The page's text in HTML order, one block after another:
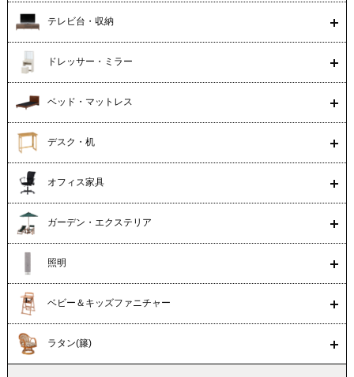
テレビ台・収納
ドレッサー・ミラー
ベッド・マットレス
デスク・机
オフィス家具
ガーデン・エクステリア
照明
ベビー＆キッズファニチャー
ラタン(籐)